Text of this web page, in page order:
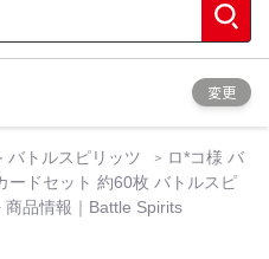
変更
バトルスピリッツ
ロ*コ様 バ
ードセット 約60枚 バトルスピ
商品情報｜Battle Spirits